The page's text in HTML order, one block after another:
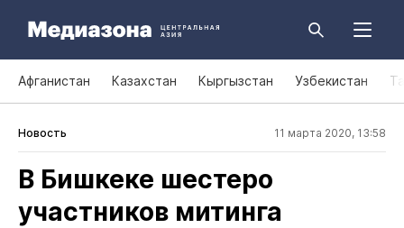
Афганистан Казахстан Кыргызстан Узбекистан
Новость 11 марта 2020, 13:58
В Бишкеке шестеро
участников митинга